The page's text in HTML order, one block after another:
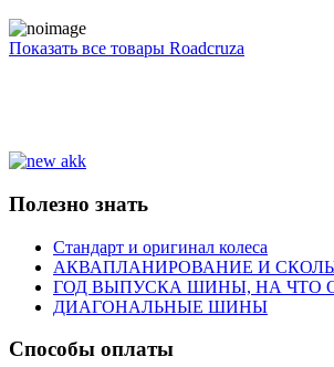
Показать все товары Roadcruza
Полезно знать
Cтандарт и оригинал колеса
АКВАПЛАНИРОВАНИЕ И
ГОД ВЫПУСКА ШИНЫ, НА ЧТО
ДИАГОНАЛЬНЫЕ ШИНЫ
Способы оплаты